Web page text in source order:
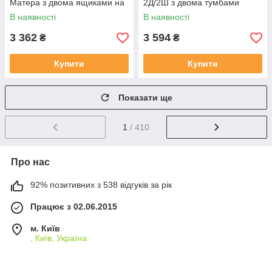
Матера з двома ящиками на
металевих ніжках
В наявності
3 362 ₴
Купити
2Д/2Ш з двома тумбами
Меблі Сервіс
В наявності
3 594 ₴
Купити
Показати ще
1 / 410
Про нас
92% позитивних з 538 відгуків за рік
Працює з 02.06.2015
м. Київ
, Київ, Україна